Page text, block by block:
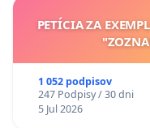
PETÍCIA ZA
1 052 podpisov
247 Podpisy / 30 dni
5 Jul 2026